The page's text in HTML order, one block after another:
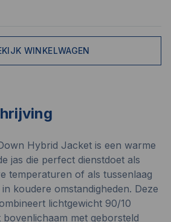
WINKELWAGEN
Hybrid Jacket is een warme
jas die perfect dienstdoet als
temperaturen of als tussenlaag
koudere omstandigheden. Deze
lichtgewicht 90/10
bovenlichaam met geborsteld